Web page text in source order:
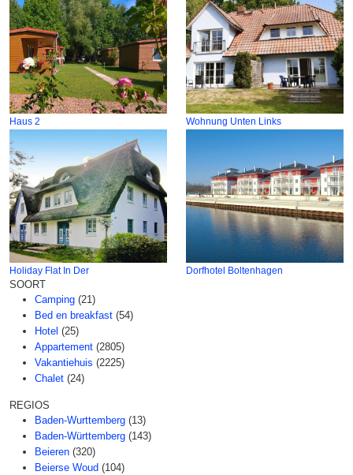
Haus 2 Wohnung Unten Links
Holiday Flat In Der Dorfhotel Boltenhagen
SOORT
Camping (21)
Bed en breakfast (54)
Hotel (25)
Appartement (2805)
Vakantiehuis (2225)
Chalet (24)
REGIOS
Baden-Wurttemberg (13)
Baden-Württemberg (143)
Beieren (320)
Beierse Woud (104)